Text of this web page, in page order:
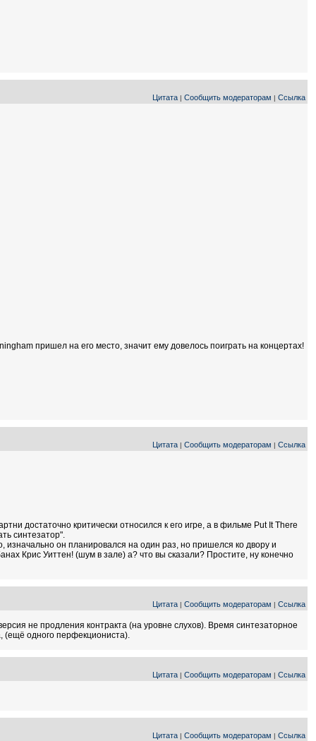
Цитата | Сообщить модераторам | Ссылка
пришел на его место, значит ему довелось поиграть на концертах!
Цитата | Сообщить модераторам | Ссылка
достаточно критически относился к его игре, а в фильме Put It There
синтезатор".
изначально он планировался на один раз, но пришелся ко двору и
Крис Уиттен! (шум в зале) а? что вы сказали? Простите, ну конечно
Цитата | Сообщить модераторам | Ссылка
не продления контракта (на уровне слухов). Время синтезаторное
(ещё одного перфекциониста).
Цитата | Сообщить модераторам | Ссылка
Цитата | Сообщить модераторам | Ссылка